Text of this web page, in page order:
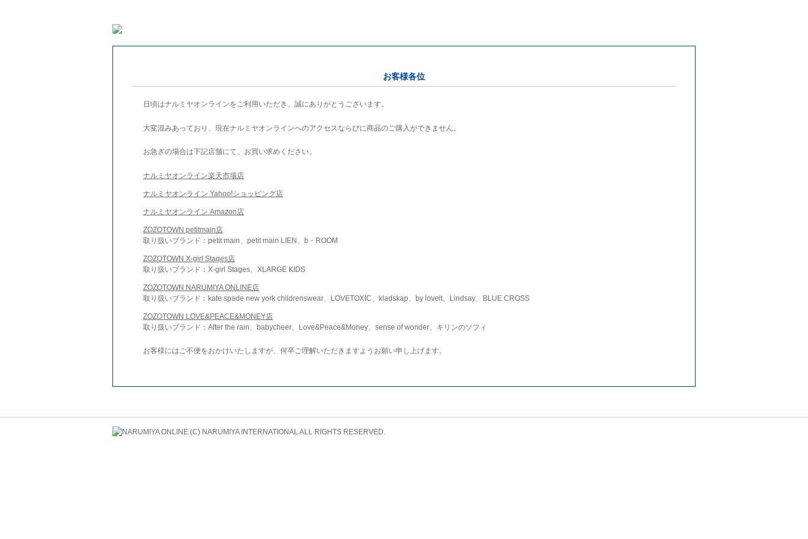
お客様各位
日頃はナルミヤオンラインをご利用いただき、誠にありがとうございます。
大変混みあっており、現在ナルミヤオンラインへのアクセスならびに商品のご購入ができません。
お急ぎの場合は下記店舗にて、お買い求めください。
ナルミヤオンライン楽天市場店
ナルミヤオンライン Yahoo!ショッピング店
ナルミヤオンライン Amazon店
ZOZOTOWN petitmain店
取り扱いブランド：petit main、petit main LIEN、b・ROOM
ZOZOTOWN X-girl Stages店
取り扱いブランド：X-girl Stages、XLARGE KIDS
ZOZOTOWN NARUMIYA ONLINE店
取り扱いブランド：kate spade new york childrenswear、LOVETOXIC、kladskap、by loveit、Lindsay、BLUE CROSS
ZOZOTOWN LOVE&PEACE&MONEY店
取り扱いブランド：After the rain、babycheer、Love&Peace&Money、sense of wonder、キリンのソフィ
お客様にはご不便をおかけいたしますが、何卒ご理解いただきますようお願い申し上げます。